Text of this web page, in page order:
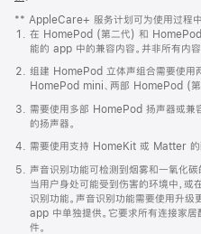
窗
口
中
打
开)
** AppleCare+ 服务计划可为使用过程中
在 HomePod (第二代) 和 HomePod
能的 app 中的兼容内容。并非所有内容
组建 HomePod 立体声组合需要使用
HomePod mini、两部 HomePod (
需要使用多部 HomePod 扬声器或兼
的扬声器。
需要使用支持 HomeKit 或 Matter 的
声音识别功能可检测到烟雾和一氧化碳
当用户身处可能受到伤害的环境中，或
识别功能。声音识别功能需要使用升
app 中单独提供。它要求所有连接家
件。